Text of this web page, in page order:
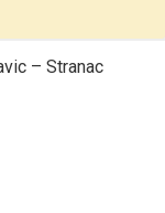
– Stranac